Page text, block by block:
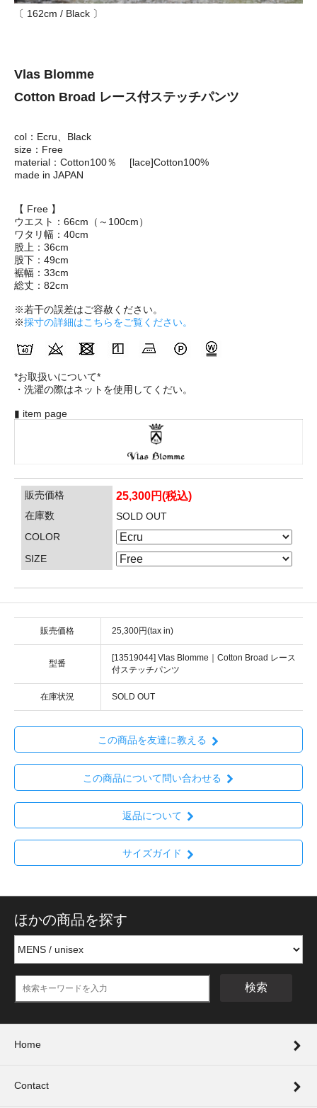
〔 162cm / Black 〕
Vlas Blomme
Cotton Broad レース付ステッチパンツ
col：Ecru、Black
size：Free
material：Cotton100％ [lace]Cotton100%
made in JAPAN
【 Free 】
ウエスト：66cm（～100cm）
ワタリ幅：40cm
股上：36cm
股下：49cm
裾幅：33cm
総丈：82cm
※若干の誤差はご容赦ください。
※採寸の詳細はこちらをご覧ください。
*お取扱いについて*
・洗濯の際はネットを使用してくだい。
▮ item page
販売価格 25,300円(税込)
在庫数
SOLD OUT
COLOR
SIZE
販売価格 25,300円(tax in)
型番
[13519044] Vlas Blomme｜Cotton Broad レース
付ステッチパンツ
在庫状況 SOLD OUT
この商品を友達に教える
この商品について問い合わせる
返品について
サイズガイド
ほかの商品を探す
検索
Home
Contact